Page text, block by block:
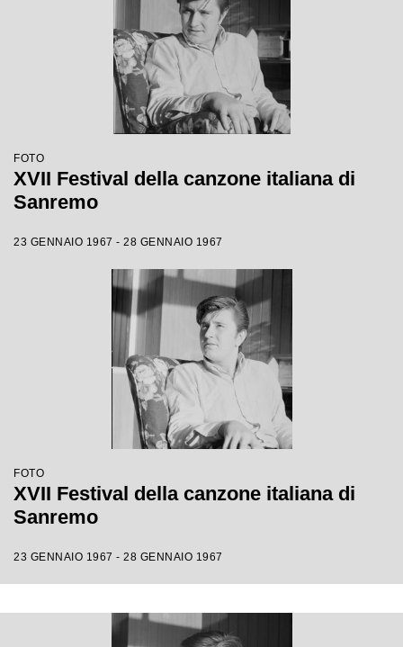
FOTO
XVII Festival della canzone italiana di
Sanremo
23 GENNAIO 1967 - 28 GENNAIO 1967
FOTO
XVII Festival della canzone italiana di
Sanremo
23 GENNAIO 1967 - 28 GENNAIO 1967